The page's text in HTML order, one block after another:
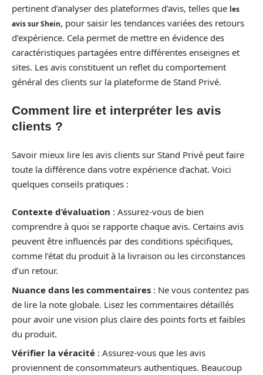
pertinent d’analyser des plateformes d’avis, telles que les
avis sur Shein, pour saisir les tendances variées des retours
d’expérience. Cela permet de mettre en évidence des
caractéristiques partagées entre différentes enseignes et
sites. Les avis constituent un reflet du comportement
général des clients sur la plateforme de Stand Privé.
Comment lire et interpréter les avis
clients ?
Savoir mieux lire les avis clients sur Stand Privé peut faire
toute la différence dans votre expérience d’achat. Voici
quelques conseils pratiques :
Contexte d’évaluation : Assurez-vous de bien
comprendre à quoi se rapporte chaque avis. Certains avis
peuvent être influencés par des conditions spécifiques,
comme l’état du produit à la livraison ou les circonstances
d’un retour.
Nuance dans les commentaires : Ne vous contentez pas
de lire la note globale. Lisez les commentaires détaillés
pour avoir une vision plus claire des points forts et faibles
du produit.
Vérifier la véracité : Assurez-vous que les avis
proviennent de consommateurs authentiques. Beaucoup